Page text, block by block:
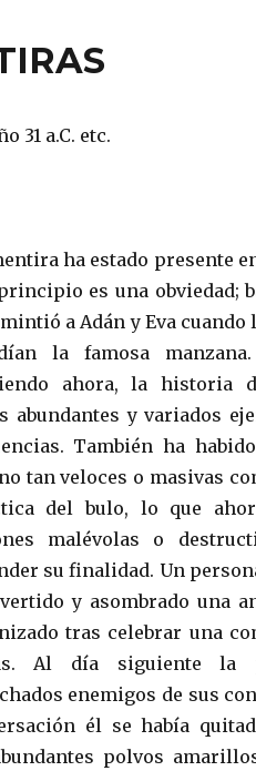
31 a.C. etc.
ha estado presente
es una obviedad;
a Adán y Eva
la famosa
ahora, la
abundantes y variados
También ha
tan veloces o masivas
del bulo, lo que
malévolas o
su finalidad. Un
y asombrado una
tras celebrar una
Al día siguiente la
enemigos de sus
él se había
polvos